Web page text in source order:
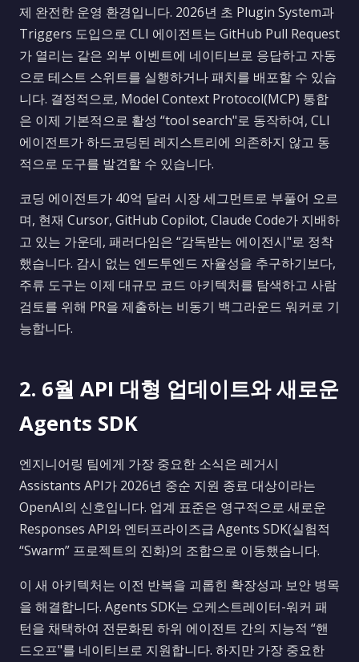
제 완전한 운영 환경입니다. 2026년 초 Plugin System과
Triggers 도입으로 CLI 에이전트는 GitHub Pull Request
가 열리는 같은 외부 이벤트에 네이티브로 응답하고 자동
으로 테스트 스위트를 실행하거나 패치를 배포할 수 있습
니다. 결정적으로, Model Context Protocol(MCP) 통합
은 이제 기본적으로 활성 “tool search"로 동작하여, CLI
에이전트가 하드코딩된 레지스트리에 의존하지 않고 동
적으로 도구를 발견할 수 있습니다.
코딩 에이전트가 40억 달러 시장 세그먼트로 부풀어 오르
며, 현재 Cursor, GitHub Copilot, Claude Code가 지배하
고 있는 가운데, 패러다임은 “감독받는 에이전시"로 정착
했습니다. 감시 없는 엔드투엔드 자율성을 추구하기보다,
주류 도구는 이제 대규모 코드 아키텍처를 탐색하고 사람
검토를 위해 PR을 제출하는 비동기 백그라운드 워커로 기
능합니다.
2. 6월 API 대형 업데이트와 새로운
Agents SDK
엔지니어링 팀에게 가장 중요한 소식은 레거시
Assistants API가 2026년 중순 지원 종료 대상이라는
OpenAI의 신호입니다. 업계 표준은 영구적으로 새로운
Responses API와 엔터프라이즈급 Agents SDK(실험적
“Swarm” 프로젝트의 진화)의 조합으로 이동했습니다.
이 새 아키텍처는 이전 반복을 괴롭힌 확장성과 보안 병목
을 해결합니다. Agents SDK는 오케스트레이터-워커 패
턴을 채택하여 전문화된 하위 에이전트 간의 지능적 “핸
드오프"를 네이티브로 지원합니다. 하지만 가장 중요한